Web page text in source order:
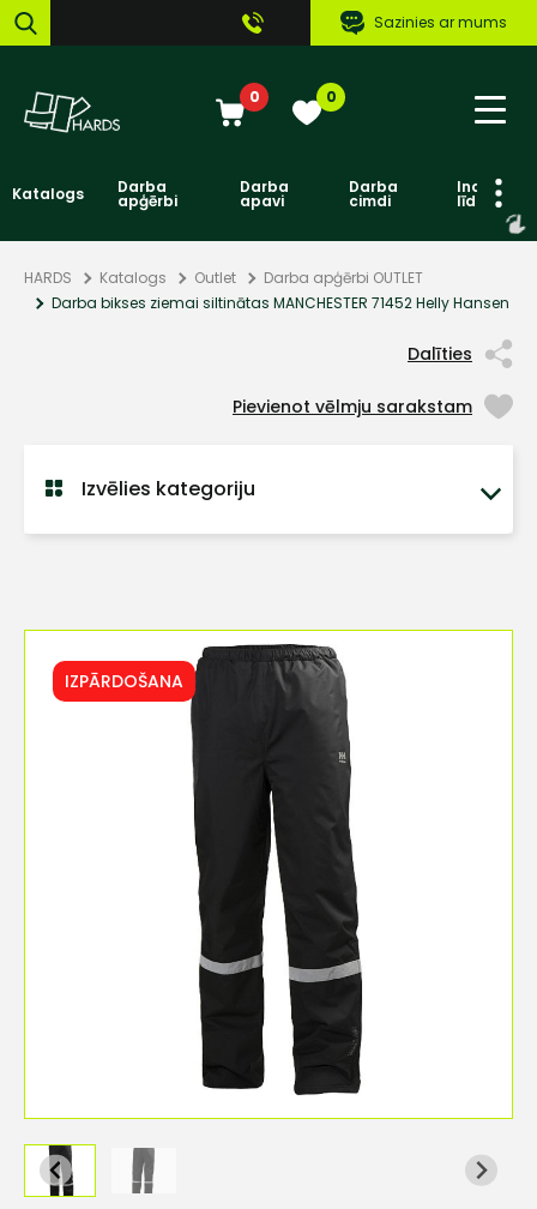
Sazinies ar mums
0 0
Katalogs Darba
apģērbi
Darba
apavi
Darba
cimdi līdzekļi
HARDS Katalogs Outlet
Darba apģērbi OUTLET
Darba bikses ziemai siltinātas MANCHESTER 71452 Helly Hansen
Dalīties
Pievienot vēlmju sarakstam
Izvēlies kategoriju
IZPĀRDOŠANA